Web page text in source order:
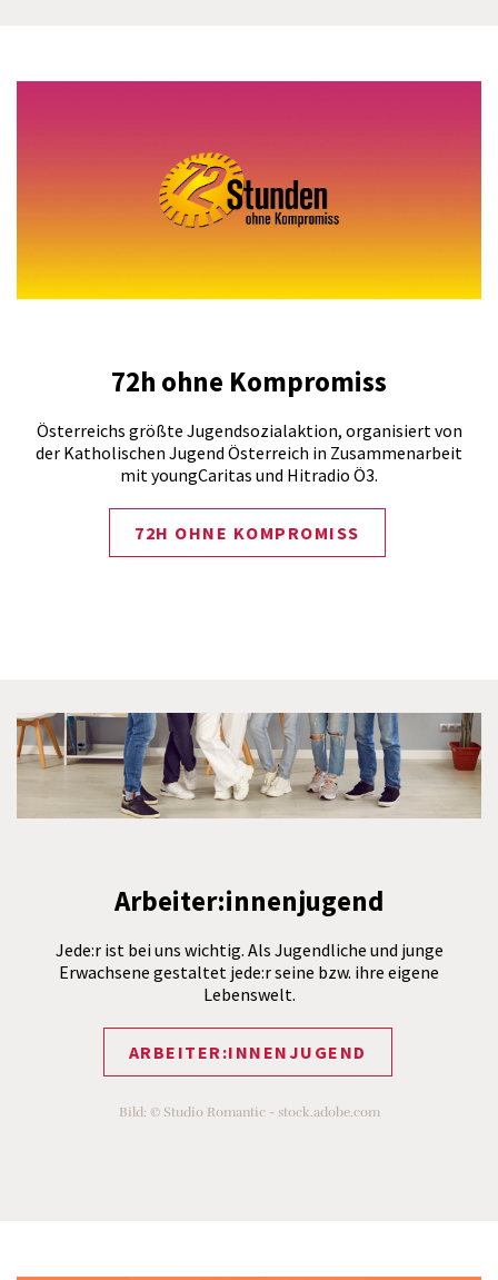
72h ohne Kompromiss
Österreichs größte Jugendsozialaktion, organisiert von
der Katholischen Jugend Österreich in Zusammenarbeit
mit youngCaritas und Hitradio Ö3.
72H OHNE KOMPROMISS
Arbeiter:innenjugend
Jede:r ist bei uns wichtig. Als Jugendliche und junge
Erwachsene gestaltet jede:r seine bzw. ihre eigene
Lebenswelt.
ARBEITER:INNENJUGEND
Bild: © Studio Romantic - stock.adobe.com